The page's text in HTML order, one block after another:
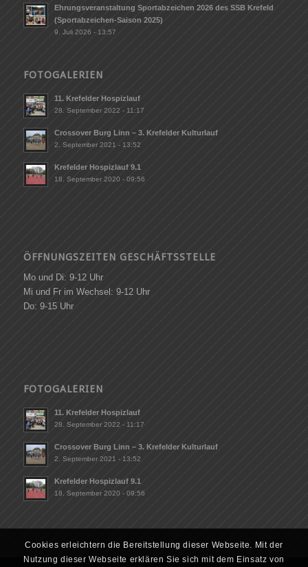
Ehrungsveranstaltung Sportabzeichen 2026 des SSB Krefeld
(Sportabzeichen-Saison 2025)
9. Juli 2026 - 13:57
FOTOGALERIEN
11. Krefelder Hospizlauf
28. September 2022 - 11:17
Crossover Burg Linn – 3. Krefelder Kulturlauf
2. September 2021 - 13:52
Krefelder Hospizlauf 9.1
18. September 2020 - 09:56
ÖFFNUNGSZEITEN GESCHÄFTSSTELLE
Mo und Di: 9-12 Uhr
Mi und Fr im Wechsel: 9-12 Uhr
Do: 9-15 Uhr
FOTOGALERIEN
11. Krefelder Hospizlauf
28. September 2022 - 11:17
Crossover Burg Linn – 3. Krefelder Kulturlauf
2. September 2021 - 13:52
Krefelder Hospizlauf 9.1
18. September 2020 - 09:56
Cookies erleichtern die Bereitstellung dieser Webseite. Mit der
Nutzung dieser Webseite erklären Sie sich mit dem Einsatz von